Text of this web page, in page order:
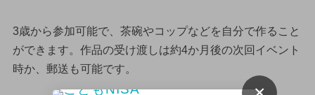
3歳から参加可能で、茶碗やコップなどを自分で作ること
ができます。作品の受け渡しは約4か月後の次回イベント
時か、郵送も可能です。